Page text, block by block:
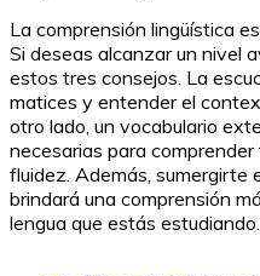
La comprensión lingüística
Si deseas alcanzar un nivel
estos tres consejos. La
matices y entender el
otro lado, un vocabulario
necesarias para
fluidez. Además, sumergirte
brindará una comprensión
lengua que estás estudiando.